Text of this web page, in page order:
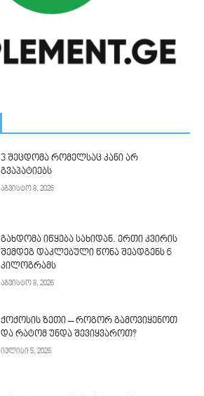
3 შეცდომა რომელსაც კანი არ
გვაპატიებს
აგვისტო 8, 2026
გახდომა იწყება სახიდან. ერთი კვირის
შემდეგ დაკლებული წონა შეადგენს 6
კილოგრამს
აგვისტო 8, 2026
ქოქოსის ზეთი – როგორ გამოვიყენოთ
და რატომ უნდა შევიყვაროთ?
ივლისი 5, 2026